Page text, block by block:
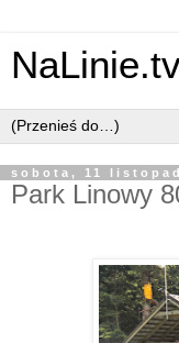
sobota, 11
Park Linowy